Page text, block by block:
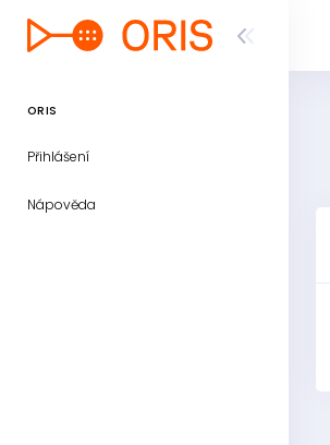
ORIS
Přihlášení
Nápověda